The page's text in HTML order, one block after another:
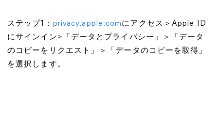
ステップ1： privacy.apple.comにアクセス＞Apple ID
にサインイン>「データとプライバシー」＞「データ
のコピーをリクエスト」＞「データのコピーを取得」
を選択します。